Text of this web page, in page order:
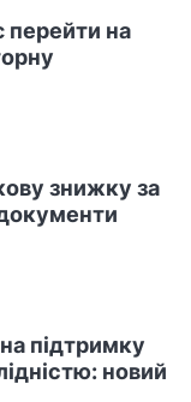
перейти на
знижку за
підтримку
новий